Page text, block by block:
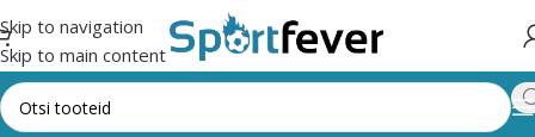
Skip to navigation
Skip to main content